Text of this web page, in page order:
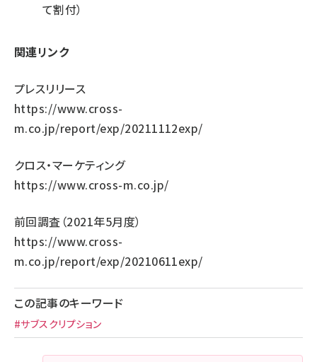
て割付）
関連リンク
プレスリリース
https://www.cross-
m.co.jp/report/exp/20211112exp/
クロス・マーケティング
https://www.cross-m.co.jp/
前回調査（2021年5月度）
https://www.cross-
m.co.jp/report/exp/20210611exp/
この記事のキーワード
#サブスクリプション